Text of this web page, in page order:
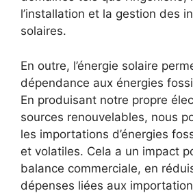
l’installation et⁤ la gestion des
solaires.
En outre, l’énergie solaire
‌dépendance aux énergies
En ‌produisant notre propre
sources renouvelables, nous
les importations d’énergies
et volatiles. Cela a un ⁤impact
balance commerciale, en
dépenses liées aux